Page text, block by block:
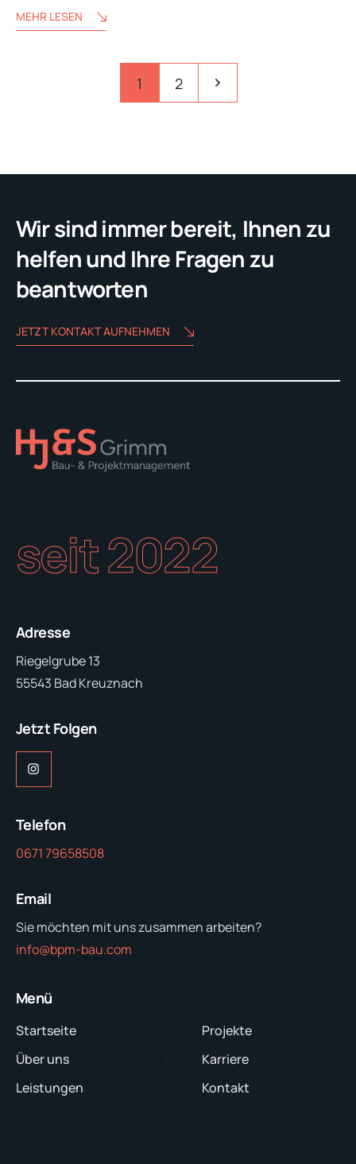
MEHR LESEN
Seitennummerierung
1 2
Wir sind immer bereit, Ihnen zu
helfen und Ihre Fragen zu
beantworten
JETZT KONTAKT AUFNEHMEN
seit 2022
Adresse
Riegelgrube 13
55543 Bad Kreuznach
Jetzt Folgen
Instagram
Telefon
0671 79658508
Email
Sie möchten mit uns zusammen arbeiten?
info@bpm-bau.com
Menü
Startseite
Über uns
Leistungen
Projekte
Karriere
Kontakt